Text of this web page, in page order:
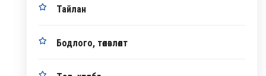
Тайлан
Бодлого, төлөвлөлт